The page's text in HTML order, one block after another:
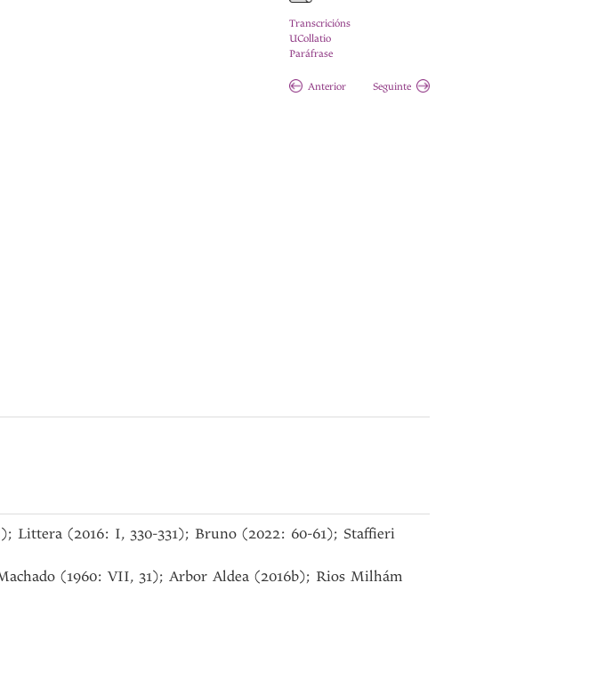
Transcricións
UCollatio
Paráfrase
Anterior Seguinte
Littera (2016: I, 330-331); Bruno (2022: 60-61); Staffieri
(1960: VII, 31); Arbor Aldea (2016b); Rios Milhám